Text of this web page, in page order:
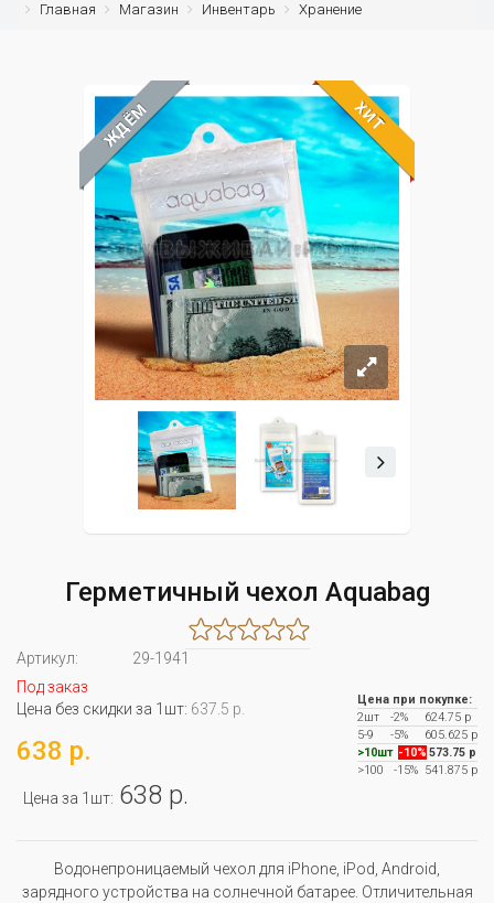
Главная Магазин Инвентарь Хранение
ЖДЁМ ХИТ
Герметичный чехол Aquabag
Артикул:
29-1941
Под заказ
Цена без скидки за 1шт: 637.5 р.
638 р.
Цена за 1шт: 638 р.
Цена при покупке:
2шт
-2%
624.75 р
5-9
-5%
605.625 р
>10шт -10% 573.75 р
>100
-15% 541.875 р
Водонепроницаемый чехол для iPhone, iPod, Android,
зарядного устройства на солнечной батарее. Отличительная